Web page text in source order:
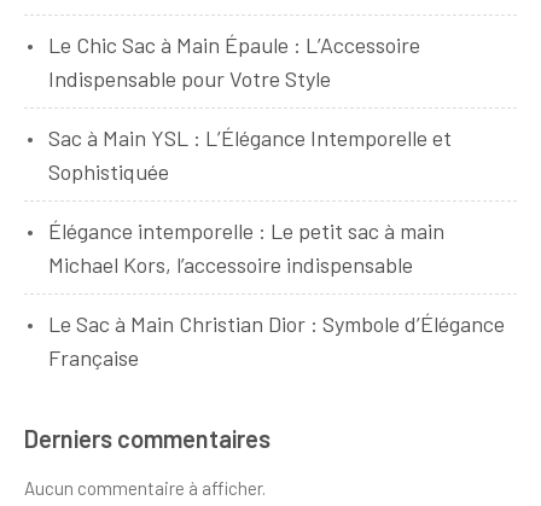
Le Chic Sac à Main Épaule : L’Accessoire
Indispensable pour Votre Style
Sac à Main YSL : L’Élégance Intemporelle et
Sophistiquée
Élégance intemporelle : Le petit sac à main
Michael Kors, l’accessoire indispensable
Le Sac à Main Christian Dior : Symbole d’Élégance
Française
Derniers commentaires
Aucun commentaire à afficher.